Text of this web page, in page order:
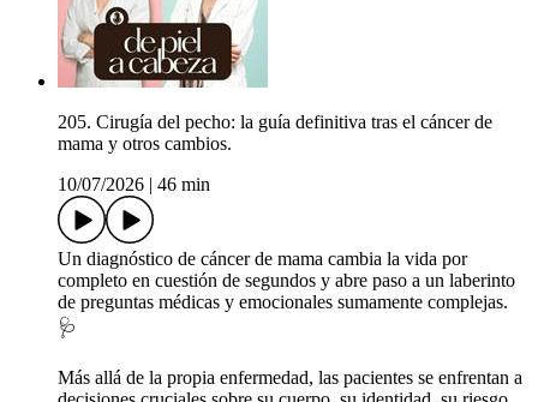
205. Cirugía del pecho: la guía definitiva tras el cáncer de
mama y otros cambios.
10/07/2026
46 min
Un diagnóstico de cáncer de mama cambia la vida por
completo en cuestión de segundos y abre paso a un laberinto
de preguntas médicas y emocionales sumamente complejas.
🩺
Más allá de la propia enfermedad, las pacientes se enfrentan a